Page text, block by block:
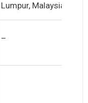
Lumpur, Malaysia.
–